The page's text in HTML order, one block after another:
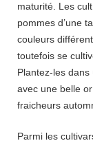
maturité. Les
pommes d’une
couleurs
toutefois se
Plantez-les dans
avec une belle
fraicheurs
Parmi les